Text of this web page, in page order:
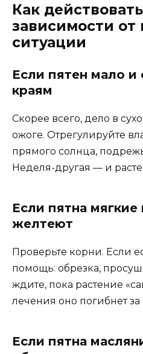
Как
зависимости от
ситуации
Если пятен мало и
краям
Скорее всего, дело в
ожоге. Отрегулируйте
прямого солнца,
Неделя-другая — и
Если пятна
желтеют
Проверьте корни. Если
помощь: обрезка,
ждите, пока растение
лечения оно погибнет
Если пятна